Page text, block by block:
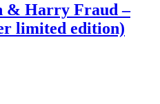
& Harry Fraud –
limited edition)